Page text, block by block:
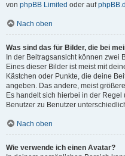
von phpBB Limited oder auf
Nach oben
Was sind das für Bilder, die bei
In der Beitragsansicht können zwei
Eines dieser Bilder ist meist mit
Kästchen oder Punkte, die deine
angeben. Das andere, meist
Es handelt sich hierbei in der
Benutzer zu Benutzer
Nach oben
Wie verwende ich einen Avatar?